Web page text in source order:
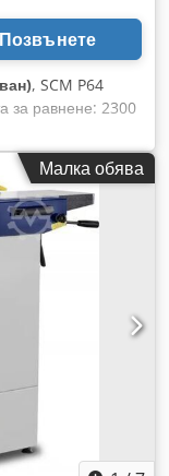
Позвънете
, SCM P64
за равнене: 2300
Dwg Tefx
на
35 мм
за
равнене: 4 kW
4 kW Мощност на
1200 кг
Функционално
Цена: 5500.-
Малка обява